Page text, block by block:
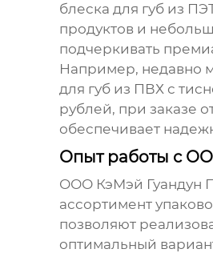
блеска для губиз
продуктов и
подчеркивать
Например, недавно
для губиз ПВХ с
рублей, при заказе
обеспечивает
Опыт работы с
ООО КэМэй Гуандун
ассортимент
позволяют
оптимальный